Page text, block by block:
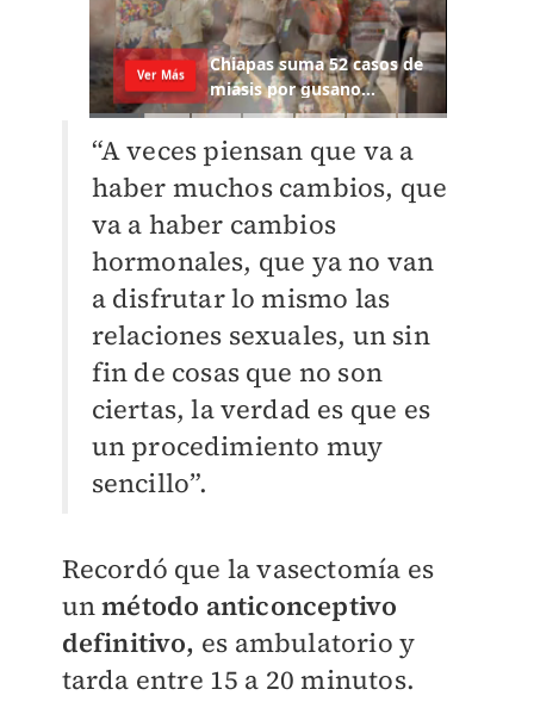
“A veces piensan que va a
haber muchos cambios, que
va a haber cambios
hormonales, que ya no van
a disfrutar lo mismo las
relaciones sexuales, un sin
fin de cosas que no son
ciertas, la verdad es que es
un procedimiento muy
sencillo”.
Recordó que la vasectomía es
unmétodo anticonceptivo
definitivo, es ambulatorio y
tarda entre 15 a 20 minutos.